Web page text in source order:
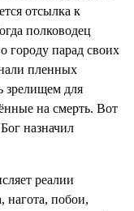
отсылка к
полководец
городу парад своих
пленных
зрелищем для
на смерть. Вот
назначил
реалии
нагота, побои,